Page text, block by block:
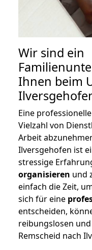
Wir sind ein
Ihnen beim
Eine professionelle
Vielzahl von
Arbeit
Ilversgehofen ist
stressige
organisieren und
einfach die Zeit,
sich für eine
entscheiden,
reibungslosen
Remscheid nach